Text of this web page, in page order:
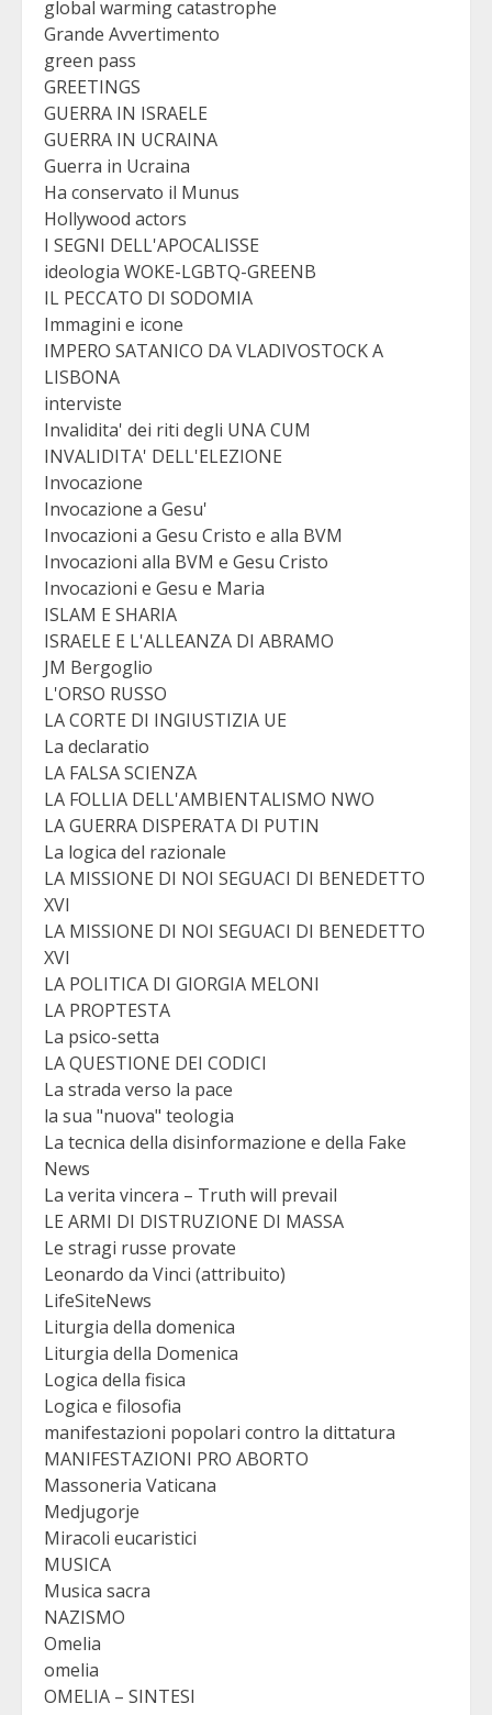
global warming catastrophe
Grande Avvertimento
green pass
GREETINGS
GUERRA IN ISRAELE
GUERRA IN UCRAINA
Guerra in Ucraina
Ha conservato il Munus
Hollywood actors
I SEGNI DELL'APOCALISSE
ideologia WOKE-LGBTQ-GREENB
IL PECCATO DI SODOMIA
Immagini e icone
IMPERO SATANICO DA VLADIVOSTOCK A
LISBONA
interviste
Invalidita' dei riti degli UNA CUM
INVALIDITA' DELL'ELEZIONE
Invocazione
Invocazione a Gesu'
Invocazioni a Gesu Cristo e alla BVM
Invocazioni alla BVM e Gesu Cristo
Invocazioni e Gesu e Maria
ISLAM E SHARIA
ISRAELE E L'ALLEANZA DI ABRAMO
JM Bergoglio
L'ORSO RUSSO
LA CORTE DI INGIUSTIZIA UE
La declaratio
LA FALSA SCIENZA
LA FOLLIA DELL'AMBIENTALISMO NWO
LA GUERRA DISPERATA DI PUTIN
La logica del razionale
LA MISSIONE DI NOI SEGUACI DI BENEDETTO
XVI
LA MISSIONE DI NOI SEGUACI DI BENEDETTO
XVI
LA POLITICA DI GIORGIA MELONI
LA PROPTESTA
La psico-setta
LA QUESTIONE DEI CODICI
La strada verso la pace
la sua "nuova" teologia
La tecnica della disinformazione e della Fake
News
La verita vincera – Truth will prevail
LE ARMI DI DISTRUZIONE DI MASSA
Le stragi russe provate
Leonardo da Vinci (attribuito)
LifeSiteNews
Liturgia della domenica
Liturgia della Domenica
Logica della fisica
Logica e filosofia
manifestazioni popolari contro la dittatura
MANIFESTAZIONI PRO ABORTO
Massoneria Vaticana
Medjugorje
Miracoli eucaristici
MUSICA
Musica sacra
NAZISMO
Omelia
omelia
OMELIA – SINTESI